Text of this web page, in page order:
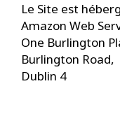
Le Site est
Amazon Web
One Burlington
Burlington Road,
Dublin 4